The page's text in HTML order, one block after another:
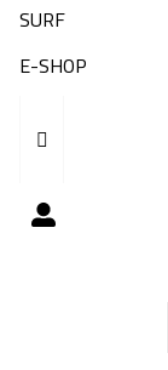
SURF
E-SHOP